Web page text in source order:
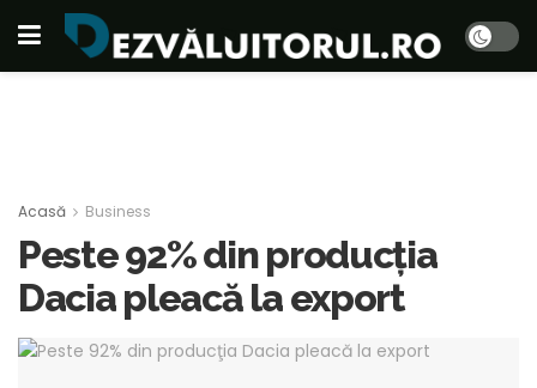
Acasă Business
Peste 92% din producţia
Dacia pleacă la export